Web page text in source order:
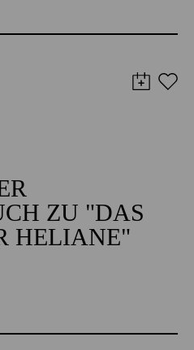
ZU "DAS
HELIANE"